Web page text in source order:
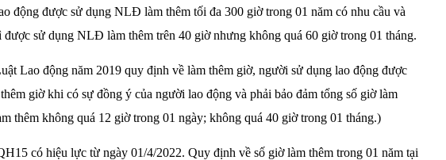
động được sử dụng NLĐ làm thêm tối đa 300 giờ trong 01 năm có nhu cầu và
sử dụng NLĐ làm thêm trên 40 giờ nhưng không quá 60 giờ trong 01 tháng.
Lao động năm 2019 quy định về làm thêm giờ, người sử dụng lao động được
giờ khi có sự đồng ý của người lao động và phải bảo đảm tổng số giờ làm
thêm không quá 12 giờ trong 01 ngày; không quá 40 giờ trong 01 tháng.)
có hiệu lực từ ngày 01/4/2022. Quy định về số giờ làm thêm trong 01 năm tại